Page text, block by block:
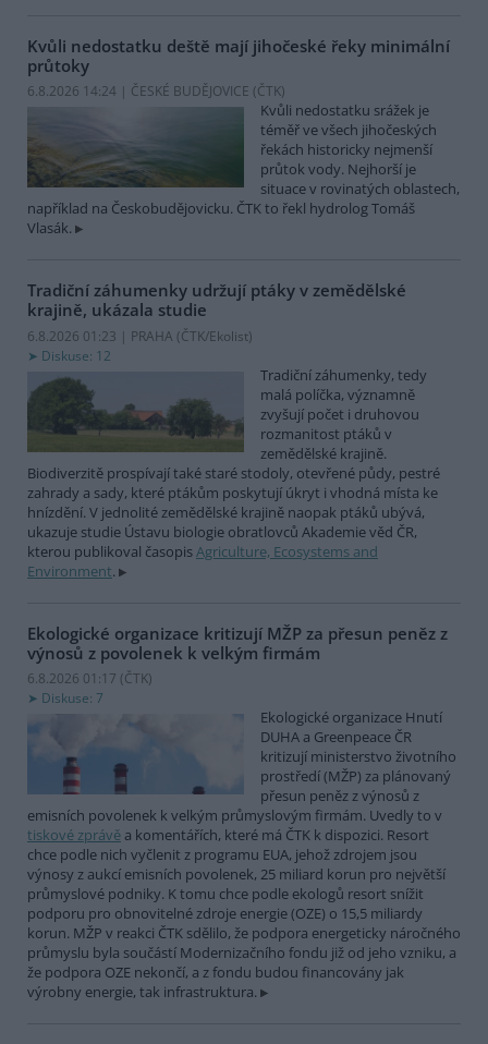
Kvůli nedostatku deště mají jihočeské řeky minimální
průtoky
6.8.2026 14:24 | ČESKÉ BUDĚJOVICE (ČTK)
Kvůli nedostatku srážek je
téměř ve všech jihočeských
řekách historicky nejmenší
průtok vody. Nejhorší je
situace v rovinatých oblastech,
například na Českobudějovicku. ČTK to řekl hydrolog Tomáš
Vlasák.
Tradiční záhumenky udržují ptáky v zemědělské
krajině, ukázala studie
6.8.2026 01:23 | PRAHA (ČTK/Ekolist)
Diskuse: 12
Tradiční záhumenky, tedy
malá políčka, významně
zvyšují počet i druhovou
rozmanitost ptáků v
zemědělské krajině.
Biodiverzitě prospívají také staré stodoly, otevřené půdy, pestré
zahrady a sady, které ptákům poskytují úkryt i vhodná místa ke
hnízdění. V jednolité zemědělské krajině naopak ptáků ubývá,
ukazuje studie Ústavu biologie obratlovců Akademie věd ČR,
kterou publikoval časopisAgriculture, Ecosystems and
Environment.
Ekologické organizace kritizují MŽP za přesun peněz z
výnosů z povolenek k velkým firmám
6.8.2026 01:17 (ČTK)
Diskuse: 7
Ekologické organizace Hnutí
DUHA a Greenpeace ČR
kritizují ministerstvo životního
prostředí (MŽP) za plánovaný
přesun peněz z výnosů z
emisních povolenek k velkým průmyslovým firmám. Uvedly to v
tiskové zprávě a komentářích, které má ČTK k dispozici. Resort
chce podle nich vyčlenit z programu EUA, jehož zdrojem jsou
výnosy z aukcí emisních povolenek, 25 miliard korun pro největší
průmyslové podniky. K tomu chce podle ekologů resort snížit
podporu pro obnovitelné zdroje energie (OZE) o 15,5 miliardy
korun. MŽP v reakci ČTK sdělilo, že podpora energeticky náročného
průmyslu byla součástí Modernizačního fondu již od jeho vzniku, a
že podpora OZE nekončí, a z fondu budou financovány jak
výrobny energie, tak infrastruktura.